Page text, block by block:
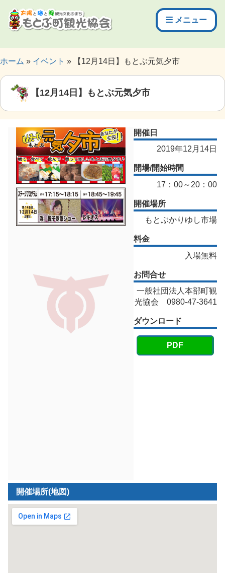
メニュー
ホーム イベント 【12月14日】もとぶ元気夕市
【12月14日】もとぶ元気夕市
開催日
2019年12月14日
開場/開始時間
17：00～20：00
開催場所
もとぶかりゆし市場
料金
入場無料
お問合せ
一般社団法人本部町観
光協会 0980-47-3641
ダウンロード
PDF
開催場所(地図)